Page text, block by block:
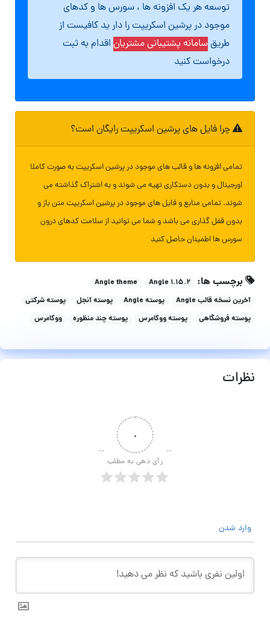
توسعه هر یک افزونه ها ، سورس ها و کدهای
موجود در پرشین اسکریپت را دار ید کافیست از
طریقسامانه پشتیبانی مشتریان اقدام به ثبت
درخواست کنید
چرا فایل های پرشین اسکریپت رایگان است؟
تمامی افزونه ها و قالب های موجود در پرشین اسکریپت به صورت کاملا
اورجینال و بدون دستکاری تهیه می شوند و به اشتراک گذاشته می
شوند. تمامی منابع و فایل های موجود در پرشین اسکریپت متن باز و
بدون قفل گذاری می باشد و شما می توانید از سلامت کدهای درون
سورس ها اطمینان حاصل کنید
برچسب ها: Angle 1.15.2
Angle theme
آخرین نسخه قالب Angle
پوسته Angle پوسته آنجل
پوسته شرکتی
پوسته فروشگاهی
پوسته ووکامرس پوسته چند منظوره ووکامرس
نظرات
۰
رأی دهی به مطلب
وارد شدن